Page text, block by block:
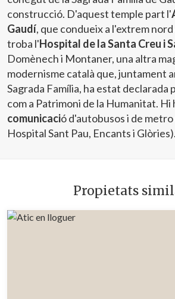
construcció. D'aquest temple part l'
Gaudí, que condueix a l'extrem
troba l'Hospital de la Santa Creu i
Domènech i Montaner, una altra
modernisme català que, juntament
Sagrada Família, ha estat declarada
com a Patrimoni de la Humanitat. Hi
comunicació d'autobusos i de metro
Hospital Sant Pau, Encants i Glòries).
Propietats